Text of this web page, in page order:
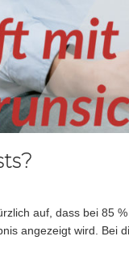
auf, dass bei 85
angezeigt wird. Bei